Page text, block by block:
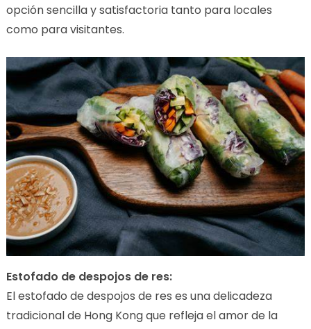
opción sencilla y satisfactoria tanto para locales
como para visitantes.
Estofado de despojos de res:
El estofado de despojos de res es una delicadeza
tradicional de Hong Kong que refleja el amor de la